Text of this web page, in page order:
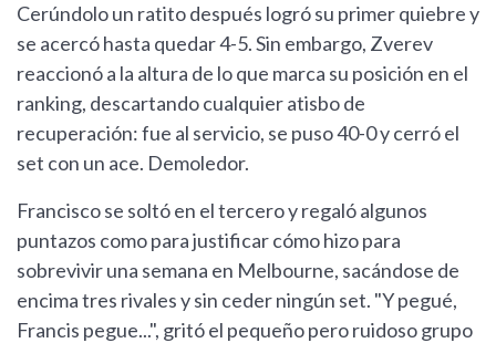
Cerúndolo un ratito después logró su primer quiebre y
se acercó hasta quedar 4-5. Sin embargo, Zverev
reaccionó a la altura de lo que marca su posición en el
ranking, descartando cualquier atisbo de
recuperación: fue al servicio, se puso 40-0 y cerró el
set con un ace. Demoledor.
Francisco se soltó en el tercero y regaló algunos
puntazos como para justificar cómo hizo para
sobrevivir una semana en Melbourne, sacándose de
encima tres rivales y sin ceder ningún set. "Y pegué,
Francis pegue...", gritó el pequeño pero ruidoso grupo